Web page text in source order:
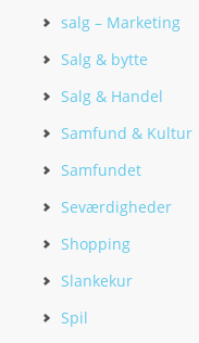
salg – Marketing
Salg & bytte
Salg & Handel
Samfund & Kultur
Samfundet
Seværdigheder
Shopping
Slankekur
Spil